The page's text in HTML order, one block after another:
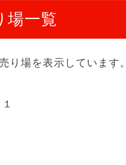
場一覧
り場を表示しています。